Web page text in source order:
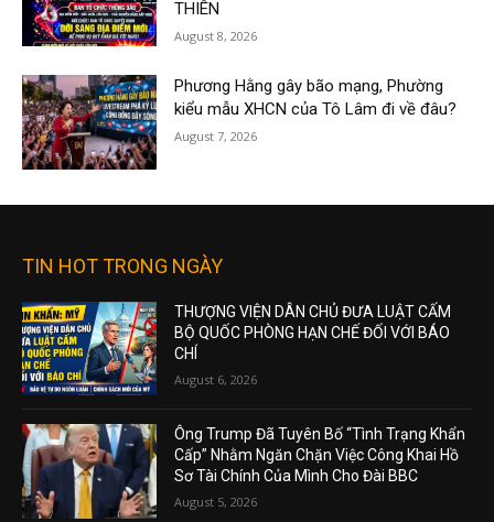
THIÊN
August 8, 2026
Phương Hằng gây bão mạng, Phường
kiểu mẫu XHCN của Tô Lâm đi về đâu?
August 7, 2026
TIN HOT TRONG NGÀY
THƯỢNG VIỆN DÂN CHỦ ĐƯA LUẬT CẤM
BỘ QUỐC PHÒNG HẠN CHẾ ĐỐI VỚI BÁO
CHÍ
August 6, 2026
Ông Trump Đã Tuyên Bố “Tình Trạng Khẩn
Cấp” Nhằm Ngăn Chặn Việc Công Khai Hồ
Sơ Tài Chính Của Mình Cho Đài BBC
August 5, 2026